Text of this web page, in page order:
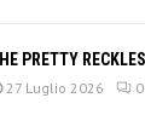
PRETTY
27 Luglio 2026 0